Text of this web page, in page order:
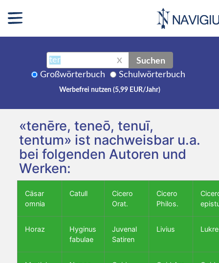
X Suchen
Großwörterbuch Schulwörterbuch
Werbefrei nutzen (5,99 EUR/Jahr)
«tenēre, teneō, tenuī,
tentum» ist nachweisbar u.a.
bei folgenden Autoren und
Werken:
Cäsar
omnia
Catull
Cicero
Orat.
Cicero
Philos.
Horaz
Hyginus
fabulae
Juvenal
Satiren
Livius